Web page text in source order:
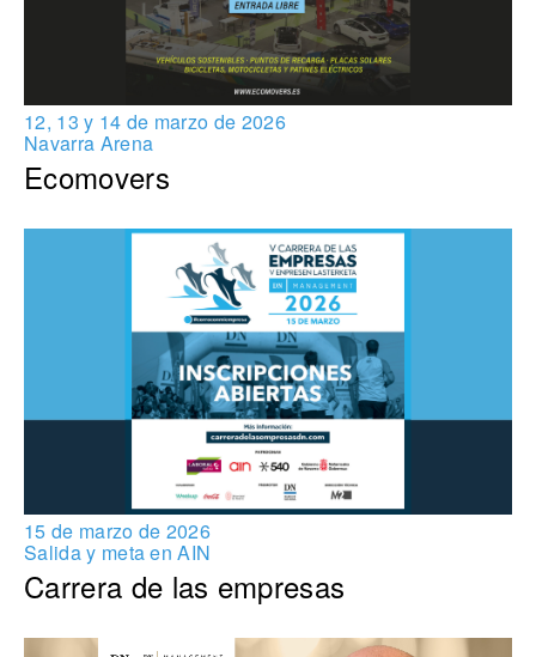
12, 13 y 14 de marzo de 2026
Navarra Arena
Ecomovers
15 de marzo de 2026
Salida y meta en AIN
Carrera de las empresas